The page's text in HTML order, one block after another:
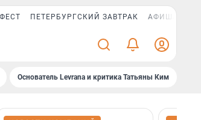
ПЕТЕРБУРГСКИЙ ЗАВТРАК АФИША PLUS
Основатель Levrana и критика Татьяны Ким